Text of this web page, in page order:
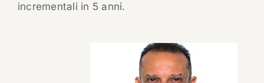
incrementali in 5 anni.